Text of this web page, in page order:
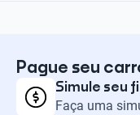
Pague seu
Simule seu
Faça uma